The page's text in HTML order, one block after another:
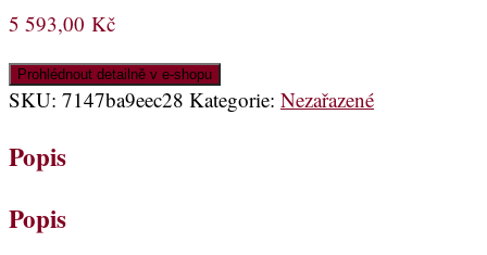
5 593,00 Kč
Prohlédnout detailně v e-shopu
SKU: 7147ba9eec28 Kategorie: Nezařazené
Popis
Popis